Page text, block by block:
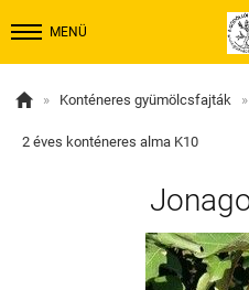
MENÜ
 » Konténeres gyümölcsfajták »
2 éves konténeres alma K10